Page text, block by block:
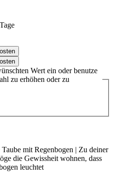
Wert ein oder benutze
zu erhöhen oder zu